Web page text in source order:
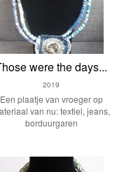
were the days...
2019
Een plaatje van vroeger op
van nu: textiel, jeans,
borduurgaren